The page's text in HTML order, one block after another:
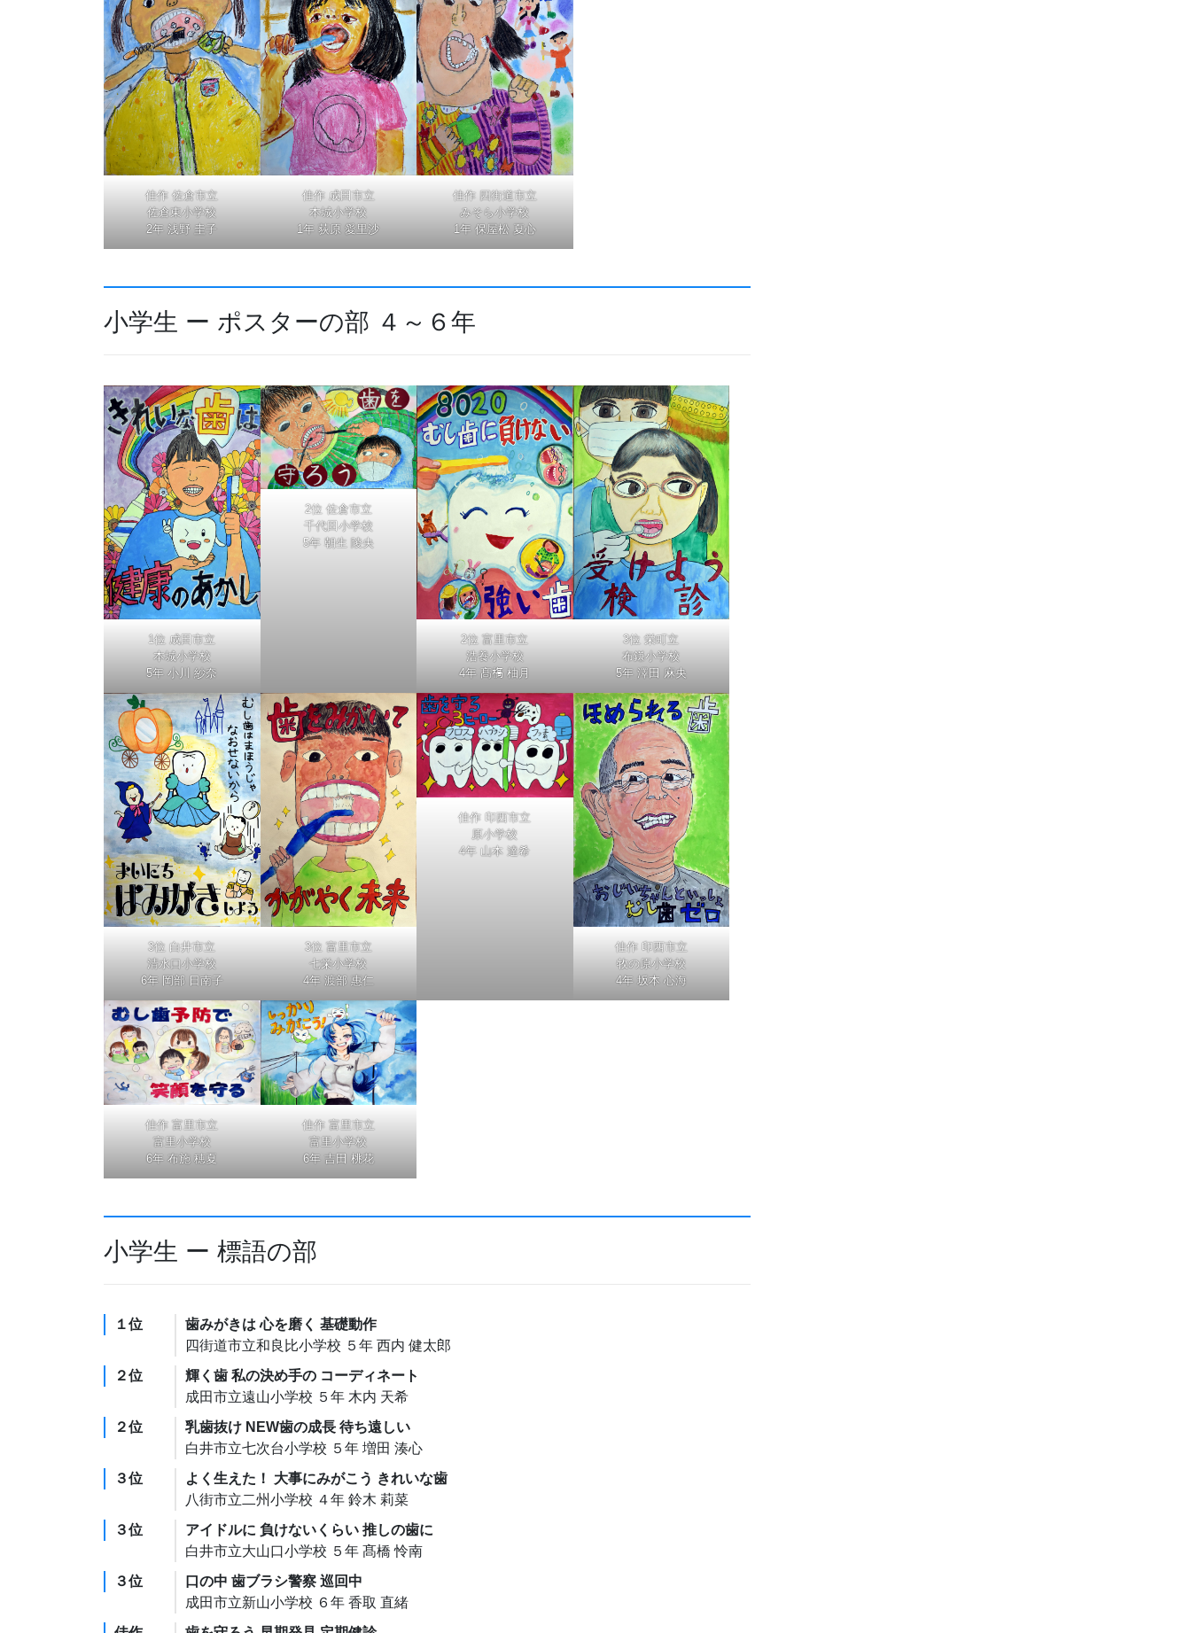
佳作 佐倉市立
佐倉東小学校
2年 浅野 圭子
佳作 成田市立
本城小学校
1年 荻原 愛里沙
佳作 四街道市立
みそら小学校
1年 保屋松 夏心
小学生 ー ポスターの部 ４～６年
1位 成田市立
本城小学校
5年 小川 紗奈
2位 佐倉市立
千代田小学校
5年 朝生 陵央
2位 富里市立
浩養小学校
4年 髙𣘺 柚月
3位 栄町立
布鎌小学校
5年 澤田 麻央
3位 白井市立
清水口小学校
6年 岡部 日南子
3位 富里市立
七栄小学校
4年 渡部 惠仁
佳作 印西市立
原小学校
4年 山本 達希
佳作 印西市立
牧の原小学校
4年 坂本 心海
佳作 富里市立
富里小学校
6年 布施 穂夏
佳作 富里市立
富里小学校
6年 吉田 桃花
小学生 ー 標語の部
１位
歯みがきは 心を磨く 基礎動作
四街道市立和良比小学校 ５年 西内 健太郎
２位
輝く歯 私の決め手の コーディネート
成田市立遠山小学校 ５年 木内 天希
２位
乳歯抜け NEW歯の成長 待ち遠しい
白井市立七次台小学校 ５年 増田 湊心
３位
よく生えた！ 大事にみがこう きれいな歯
八街市立二州小学校 ４年 鈴木 莉菜
３位
アイドルに 負けないくらい 推しの歯に
白井市立大山口小学校 ５年 髙橋 怜南
３位
口の中 歯ブラシ警察 巡回中
成田市立新山小学校 ６年 香取 直緒